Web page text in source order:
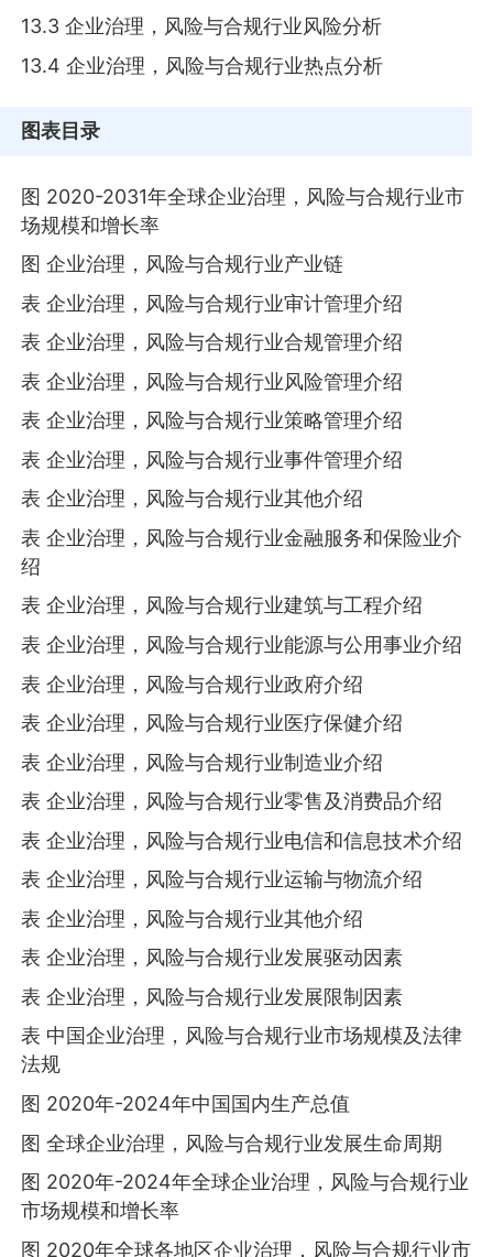
13.3 企业治理，风险与合规行业风险分析
13.4 企业治理，风险与合规行业热点分析
图表目录
图 2020-2031年全球企业治理，风险与合规行业市
场规模和增长率
图 企业治理，风险与合规行业产业链
表 企业治理，风险与合规行业审计管理介绍
表 企业治理，风险与合规行业合规管理介绍
表 企业治理，风险与合规行业风险管理介绍
表 企业治理，风险与合规行业策略管理介绍
表 企业治理，风险与合规行业事件管理介绍
表 企业治理，风险与合规行业其他介绍
表 企业治理，风险与合规行业金融服务和保险业介
绍
表 企业治理，风险与合规行业建筑与工程介绍
表 企业治理，风险与合规行业能源与公用事业介绍
表 企业治理，风险与合规行业政府介绍
表 企业治理，风险与合规行业医疗保健介绍
表 企业治理，风险与合规行业制造业介绍
表 企业治理，风险与合规行业零售及消费品介绍
表 企业治理，风险与合规行业电信和信息技术介绍
表 企业治理，风险与合规行业运输与物流介绍
表 企业治理，风险与合规行业其他介绍
表 企业治理，风险与合规行业发展驱动因素
表 企业治理，风险与合规行业发展限制因素
表 中国企业治理，风险与合规行业市场规模及法律
法规
图 2020年-2024年中国国内生产总值
图 全球企业治理，风险与合规行业发展生命周期
图 2020年-2024年全球企业治理，风险与合规行业
市场规模和增长率
图 2020年全球各地区企业治理，风险与合规行业市